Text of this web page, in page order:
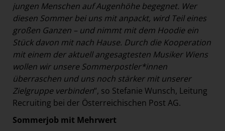
jungen Menschen auf Augenhöhe begegnet. Wer
diesen Sommer bei uns mit anpackt, wird Teil eines
großen Ganzen – und nimmt mit dem Hoodie ein
Stück davon mit nach Hause. Durch die Kooperation
mit einem der aktuell angesagtesten Musiker Wiens
wollen wir unsere Sommerpostler*innen
überraschen und uns noch stärker mit unserer
Zielgruppe verbinden“, so Stefanie Wunsch, Leitung
Recruiting bei der Österreichischen Post AG.
Sommerjob mit Mehrwert